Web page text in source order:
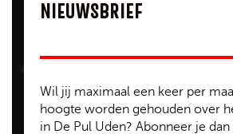
NIEUWSBRIEF
Wil jij maximaal een keer per
hoogte worden gehouden over
in De Pul Uden? Abonneer je